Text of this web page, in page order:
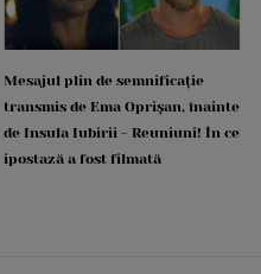
Mesajul plin de semnificație
transmis de Ema Oprișan, înainte
de Insula Iubirii - Reuniuni! În ce
ipostază a fost filmată